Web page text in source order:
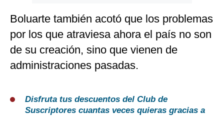
Boluarte también acotó que los problemas
por los que atraviesa ahora el país no son
de su creación, sino que vienen de
administraciones pasadas.
Disfruta tus descuentos del Club de
Suscriptores cuantas veces quieras gracias a